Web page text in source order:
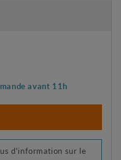
avant 11h
d'information sur le